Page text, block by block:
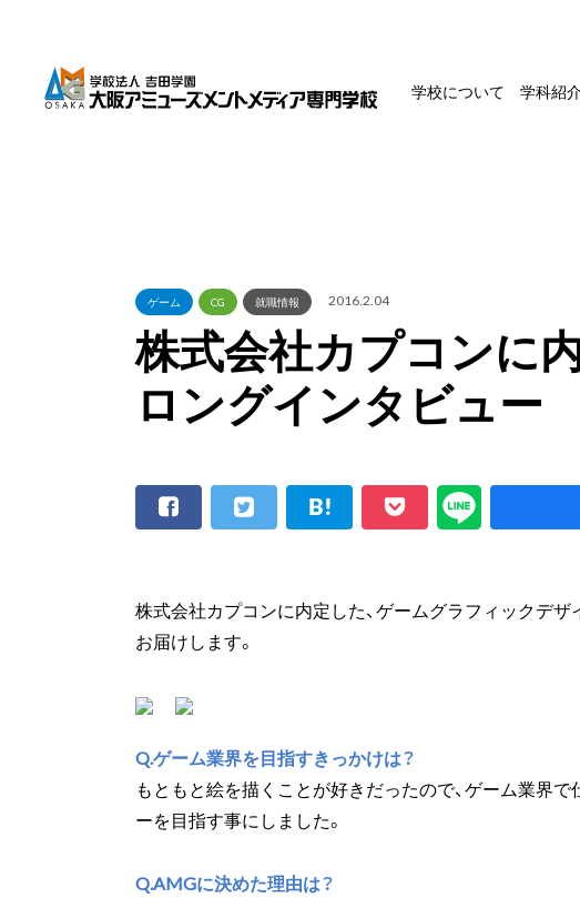
学校について 学科紹
ゲーム CG 就職情報 2016.2.04
株式会社カプコンに
ロングインタビュー
株式会社カプコンに内定した、ゲームグラフィックデ
お届けします。
Q.ゲーム業界を目指すきっかけは？
もともと絵を描くことが好きだったので、ゲーム業界
ーを目指す事にしました。
Q.AMGに決めた理由は？